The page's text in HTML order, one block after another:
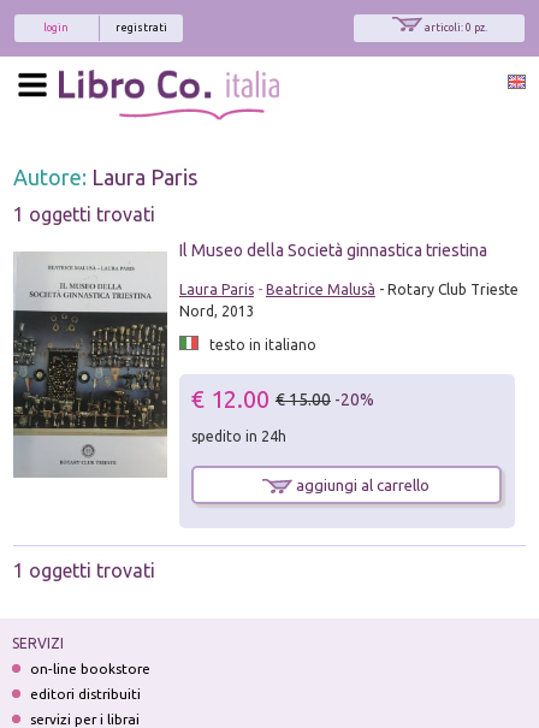
articoli: 0 pz.
registrati
login
Autore: Laura Paris
1 oggetti trovati
Il Museo della Società ginnastica triestina
Laura Paris- Beatrice Malusà - Rotary Club Trieste
Nord, 2013
testo in italiano
€ 12.00 € 15.00 -20%
spedito in 24h
aggiungi al carrello
1 oggetti trovati
SERVIZI
on-line bookstore
editori distribuiti
servizi per i librai